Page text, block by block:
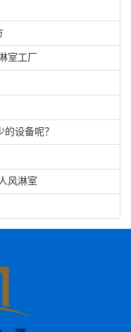
室工厂
设备呢？
风淋室